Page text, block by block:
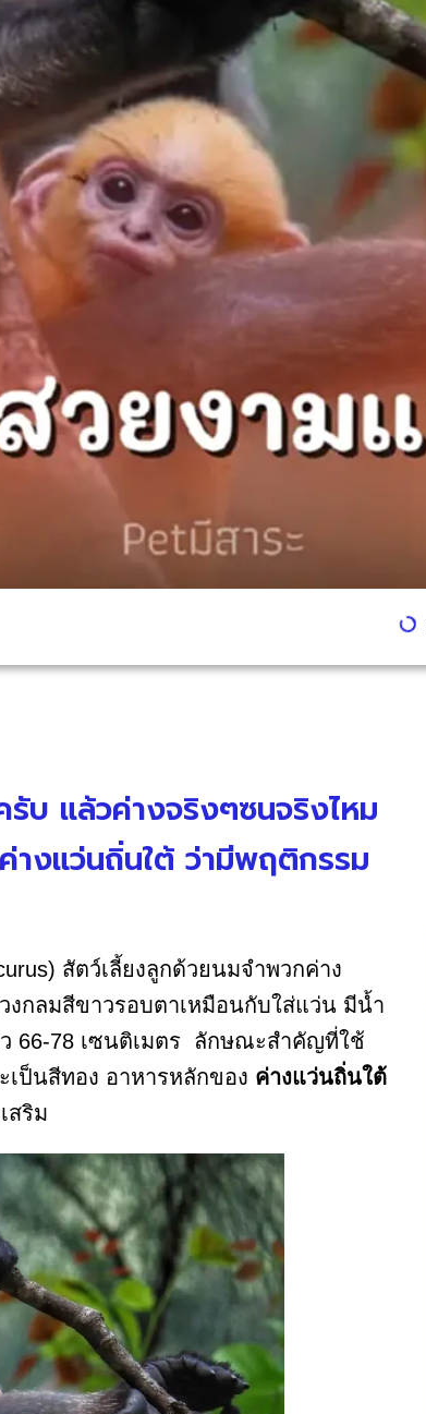
รับ แล้วค่างจริงๆซนจริงไหม
งแว่นถิ่นใต้ ว่ามีพฤติกรรม
สัตว์เลี้ยงลูกด้วยนมจำพวกค่าง
งกลมสีขาวรอบตาเหมือนกับใส่แว่น มีน้ำ
ว 66-78 เซนติเมตร ลักษณะสำคัญที่ใช้
ป็นสีทอง อาหารหลักของ ค่างแว่นถิ่นใต้
สริม